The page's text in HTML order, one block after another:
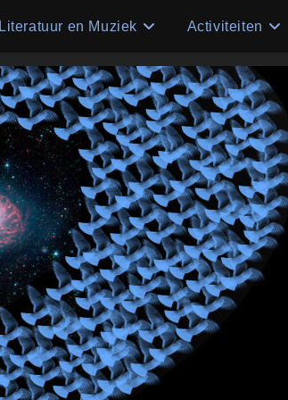
Literatuur en Muziek Activiteiten